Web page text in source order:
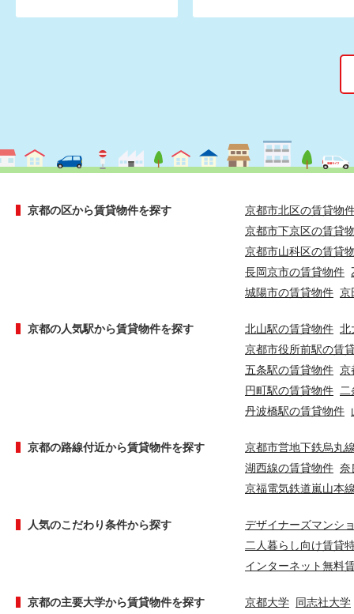
京都の区から賃貸物件を探す
京都市北区の賃貸物
京都市下京区の賃貸
京都市山科区の賃貸
長岡京市の賃貸物件
城陽市の賃貸物件 京
京都の人気駅から賃貸物件を探す 北山駅の賃貸物件 北
京都市役所前駅の賃
五条駅の賃貸物件 京
円町駅の賃貸物件
丹波橋駅の賃貸物件
京都の路線付近から賃貸物件を探す
京都市営地下鉄烏丸
湖西線の賃貸物件 奈
京福電気鉄道嵐山本
人気のこだわり条件から探す
デザイナーズマンシ
二人暮らし向け賃貸
インターネット無料
京都の主要大学から賃貸物件を探す 京都大学 同志社大学